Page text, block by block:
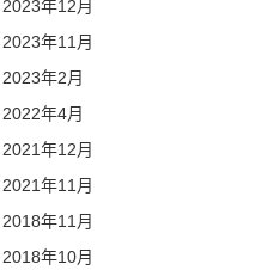
2023年12月
2023年11月
2023年2月
2022年4月
2021年12月
2021年11月
2018年11月
2018年10月